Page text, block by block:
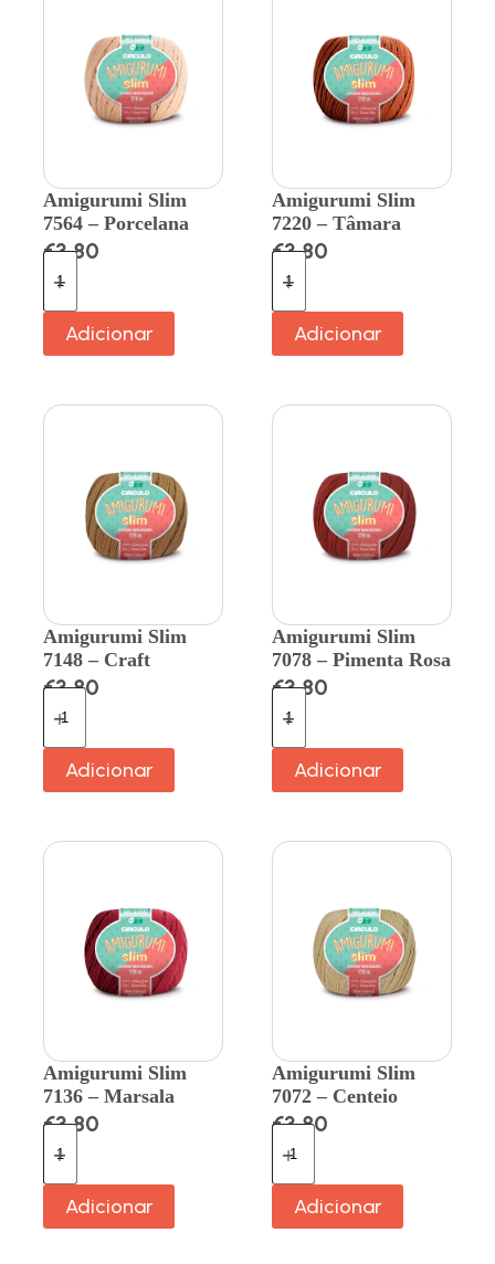
Amigurumi Slim
7564 – Porcelana
€3.80
Adicionar
Amigurumi Slim
7220 – Tâmara
€3.80
Adicionar
Amigurumi Slim
7148 – Craft
€3.80
Adicionar
Amigurumi Slim
7078 – Pimenta Rosa
€3.80
Adicionar
Amigurumi Slim
7136 – Marsala
€3.80
Adicionar
Amigurumi Slim
7072 – Centeio
€3.80
Adicionar